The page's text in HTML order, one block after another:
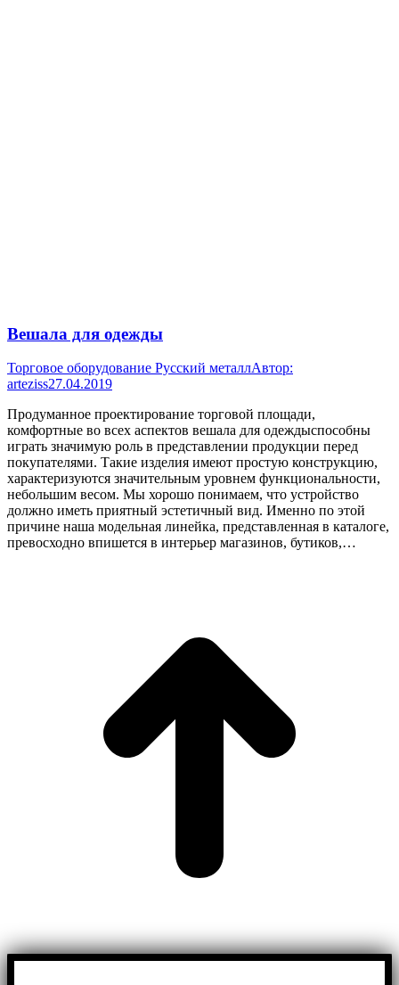
Вешала для одежды
Торговое оборудование Русский металлАвтор:
arteziss27.04.2019
Продуманное проектирование торговой площади,
комфортные во всех аспектов вешала для одеждыспособны
играть значимую роль в представлении продукции перед
покупателями. Такие изделия имеют простую конструкцию,
характеризуются значительным уровнем функциональности,
небольшим весом. Мы хорошо понимаем, что устройство
должно иметь приятный эстетичный вид. Именно по этой
причине наша модельная линейка, представленная в каталоге,
превосходно впишется в интерьер магазинов, бутиков,…